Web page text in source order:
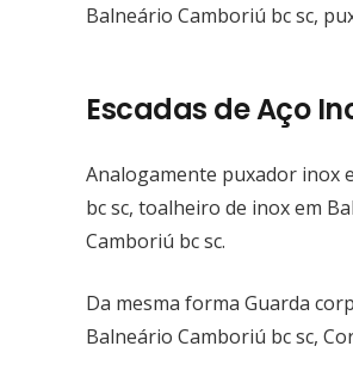
Balneário Camboriú bc sc,
Escadas de Aço
Analogamente puxador inox
bc sc, toalheiro de inox em
Camboriú bc sc.
Da mesma forma Guarda
Balneário Camboriú bc sc,